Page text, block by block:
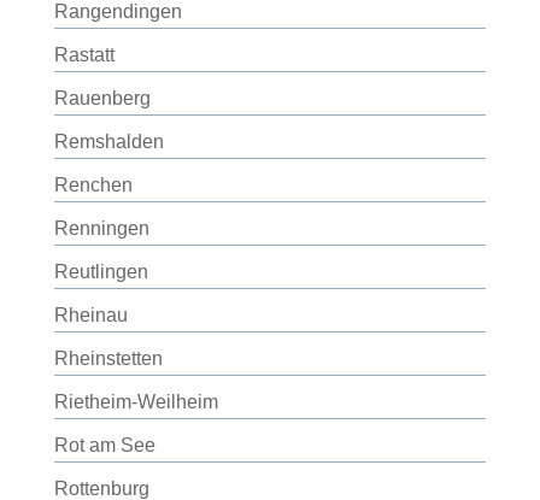
Rangendingen
Rastatt
Rauenberg
Remshalden
Renchen
Renningen
Reutlingen
Rheinau
Rheinstetten
Rietheim-Weilheim
Rot am See
Rottenburg